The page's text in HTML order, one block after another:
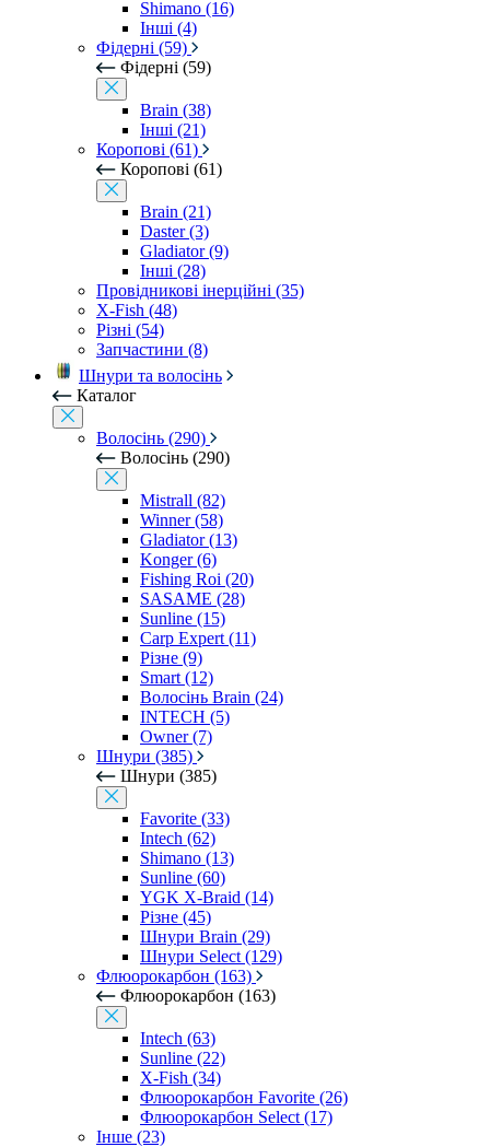
Shimano (16)
Інші (4)
Фідерні (59)
Фідерні (59)
Brain (38)
Інші (21)
Коропові (61)
Коропові (61)
Brain (21)
Daster (3)
Gladiator (9)
Інші (28)
Провідникові інерційні (35)
X-Fish (48)
Різні (54)
Запчастини (8)
Шнури та волосінь
Каталог
Волосінь (290)
Волосінь (290)
Mistrall (82)
Winner (58)
Gladiator (13)
Konger (6)
Fishing Roi (20)
SASAME (28)
Sunline (15)
Carp Expert (11)
Різне (9)
Smart (12)
Волосінь Brain (24)
INTECH (5)
Owner (7)
Шнури (385)
Шнури (385)
Favorite (33)
Intech (62)
Shimano (13)
Sunline (60)
YGK X-Braid (14)
Різне (45)
Шнури Brain (29)
Шнури Select (129)
Флюорокарбон (163)
Флюорокарбон (163)
Intech (63)
Sunline (22)
X-Fish (34)
Флюорокарбон Favorite (26)
Флюорокарбон Select (17)
Інше (23)